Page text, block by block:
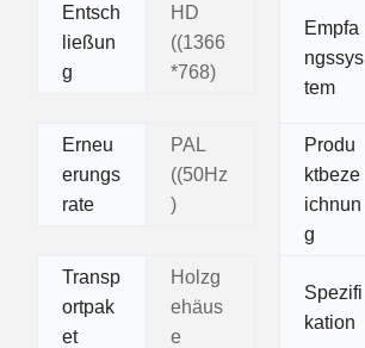
Entsch
ließun
g
HD
((1366
*768)
Empfa
ngssys
tem
Erneu
erungs
rate
PAL
((50Hz
)
Produ
ktbeze
ichnun
g
Transp
ortpak
et
Holzg
ehäus
e
Spezifi
kation